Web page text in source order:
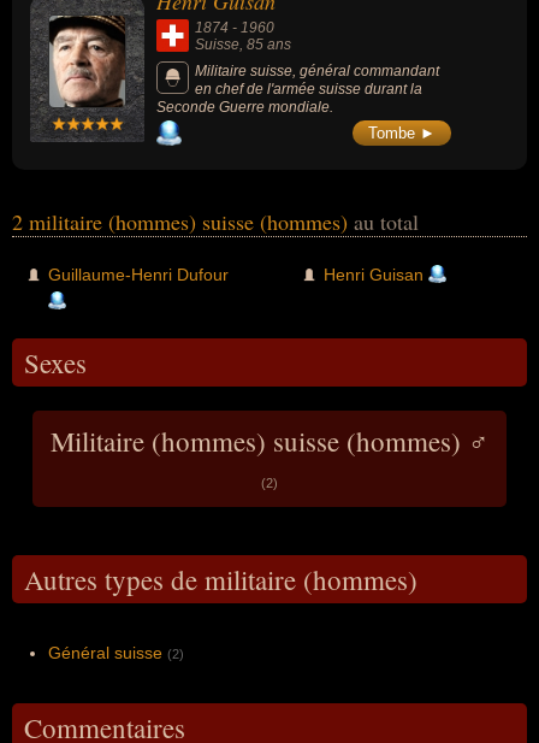
1874 - 1960
Suisse , 85 ans
Militaire suisse, général commandant
en chef de l'armée suisse durant la
Seconde Guerre mondiale.
Tombe ►
2 militaire (hommes) suisse (hommes) au total
Guillaume-Henri Dufour Henri Guisan
Sexes
Militaire (hommes) suisse (hommes) ♂
(2)
Autres types de militaire (hommes)
Général suisse (2)
Commentaires